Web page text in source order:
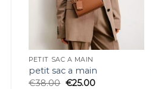
PETIT SAC A MAIN
petit sac a main
€38.00 €25.00